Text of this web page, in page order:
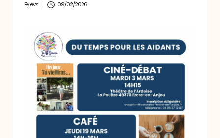
Posted
Byevs 09/02/2026